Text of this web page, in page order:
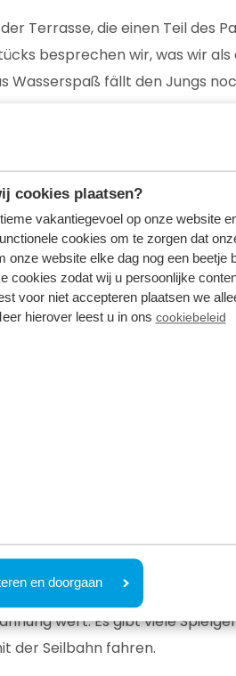
cookies plaatsen?
vakantiegevoel op onze website
cookies om te zorgen dat
onze website elke dag nog een beetje
cookies zodat wij u persoonlijke
voor niet accepteren plaatsen we
hierover leest u in ons cookiebeleid
en doorgaan
Terrasse, die einen Teil des
besprechen wir, was wir
Wasserspaß fällt den Jungs
einen eigenen
machen. Es gibt viele
immer noch im Auge
eine Snack-Ecke.
wert. Es gibt viele
der Seilbahn fahren.